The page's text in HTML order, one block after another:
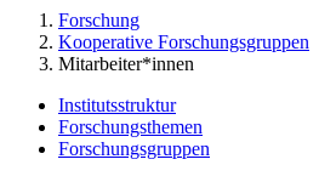
Forschung
Kooperative Forschungsgruppen
Mitarbeiter*innen
Institutsstruktur
Forschungsthemen
Forschungsgruppen